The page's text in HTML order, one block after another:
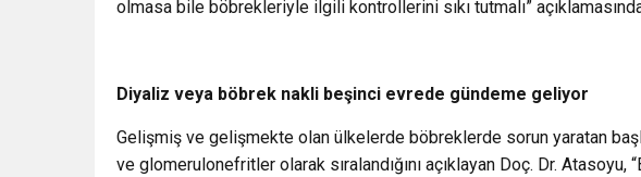
olmasa bile böbrekleriyle ilgili kontrollerini sıkı tutmalı”
Diyaliz veya böbrek nakli beşinci evrede gündeme geliyor
Gelişmiş ve gelişmekte olan ülkelerde böbreklerde sorun yaratan
ve glomerulonefritler olarak sıralandığını açıklayan Doç. Dr. Atasoyu,